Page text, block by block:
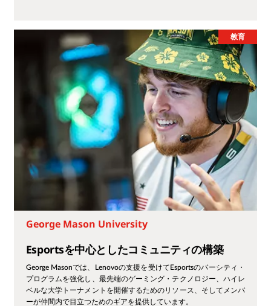
教育
George Mason University
Esportsを中心としたコミュニティの構築
George Masonでは、Lenovoの支援を受けてEsportsのバーシティ・
プログラムを強化し、最先端のゲーミング・テクノロジー、ハイレ
ベルな大学トーナメントを開催するためのリソース、そしてメンバ
ーが仲間内で目立つためのギアを提供しています。